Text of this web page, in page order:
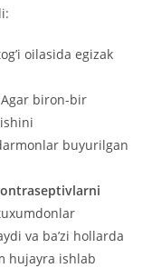
oilasida egizak
Agar biron-bir
buyurilgan
va ba’zi hollarda
hujayra ishlab